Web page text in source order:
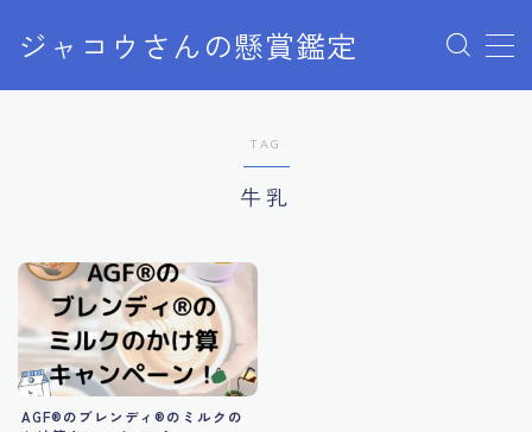
ジャコウさんの懸賞鑑定
MENU
クローズドキャンペーン
ユニバ懸賞
商品購入
TAG
牛乳
AGF®︎のブレンディ®︎のミルクの